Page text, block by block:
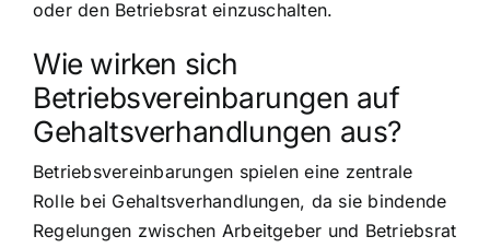
oder den Betriebsrat einzuschalten.
Wie wirken sich
Betriebsvereinbarungen auf
Gehaltsverhandlungen aus?
Betriebsvereinbarungen spielen eine zentrale
Rolle bei Gehaltsverhandlungen, da sie bindende
Regelungen zwischen Arbeitgeber und Betriebsrat